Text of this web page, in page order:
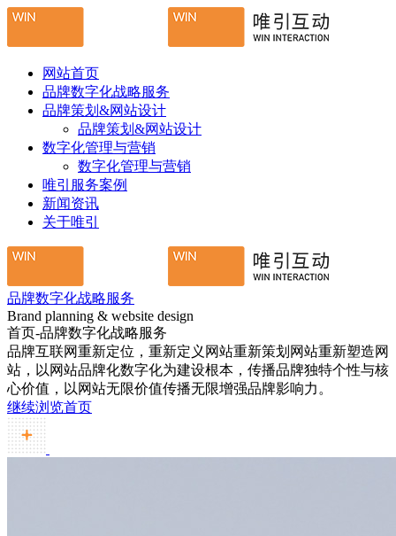
网站首页
品牌数字化战略服务
品牌策划&网站设计
品牌策划&网站设计
数字化管理与营销
数字化管理与营销
唯引服务案例
新闻资讯
关于唯引
品牌数字化战略服务
Brand planning & website design
首页-品牌数字化战略服务
品牌互联网重新定位，重新定义网站重新策划网站重新塑造网
站，以网站品牌化数字化为建设根本，传播品牌独特个性与核
心价值，以网站无限价值传播无限增强品牌影响力。
继续浏览首页